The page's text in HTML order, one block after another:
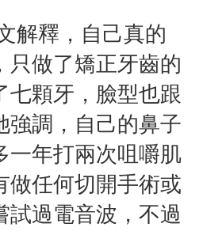
解釋，自己真的
只做了矯正牙齒的
七顆牙，臉型也跟
強調，自己的鼻子
一年打兩次咀嚼肌
做任何切開手術或
試過電音波，不過